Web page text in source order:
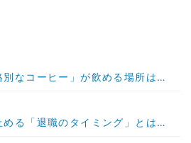
別なコーヒー」が飲める場所は…
める「退職のタイミング」とは…